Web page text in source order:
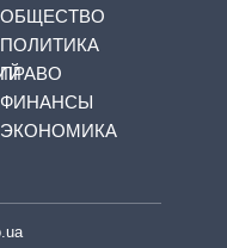
ОБЩЕСТВО
ПОЛИТИКА
ПРАВО
ФИНАНСЫ
ЭКОНОМИКА